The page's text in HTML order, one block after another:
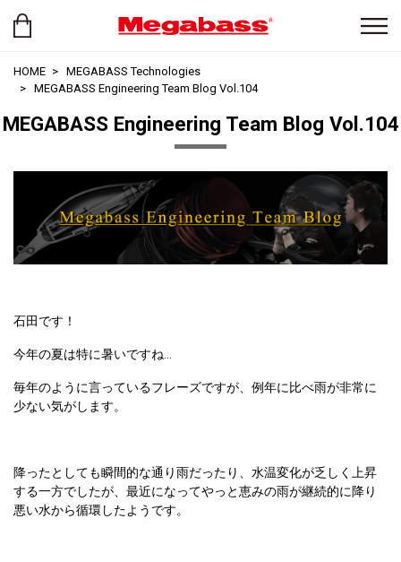
HOME
MEGABASS Technologies
MEGABASS Engineering Team Blog Vol.104
MEGABASS Engineering Team Blog Vol.104
石田です！
今年の夏は特に暑いですね…
毎年のように言っているフレーズですが、例年に比べ雨が非常に
少ない気がします。
降ったとしても瞬間的な通り雨だったり、水温変化が乏しく上昇
する一方でしたが、最近になってやっと恵みの雨が継続的に降り
悪い水から循環したようです。